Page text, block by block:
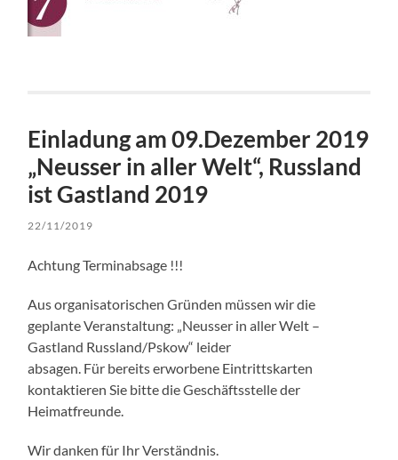
Einladung am 09.Dezember 2019
„Neusser in aller Welt“, Russland
ist Gastland 2019
22/11/2019
Achtung Terminabsage !!!
Aus organisatorischen Gründen müssen wir die
geplante Veranstaltung: „Neusser in aller Welt –
Gastland Russland/Pskow“ leider
absagen. Für bereits erworbene Eintrittskarten
kontaktieren Sie bitte die Geschäftsstelle der
Heimatfreunde.
Wir danken für Ihr Verständnis.